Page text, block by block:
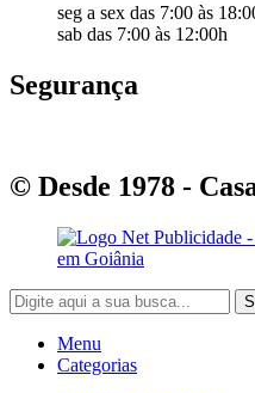
seg a sex das 7:00 às
sab das 7:00 às 12:00h
Segurança
© Desde 1978 -
Menu
Categorias